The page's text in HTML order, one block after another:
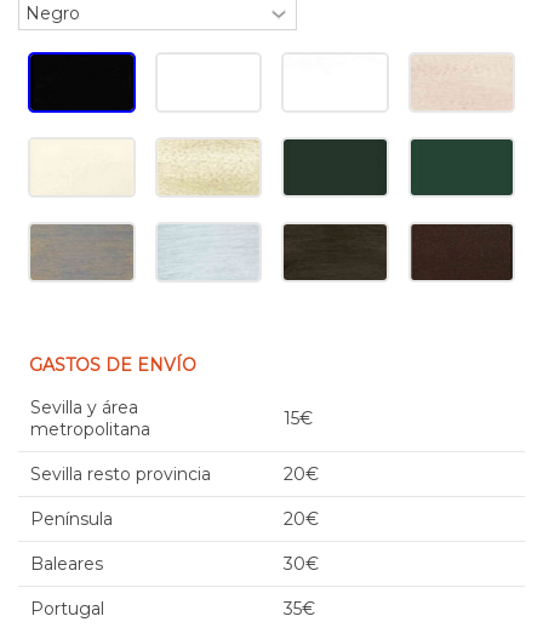
GASTOS DE ENVÍO
Sevilla y área
metropolitana
15€
Sevilla resto provincia 20€
Península 20€
Baleares 30€
Portugal 35€